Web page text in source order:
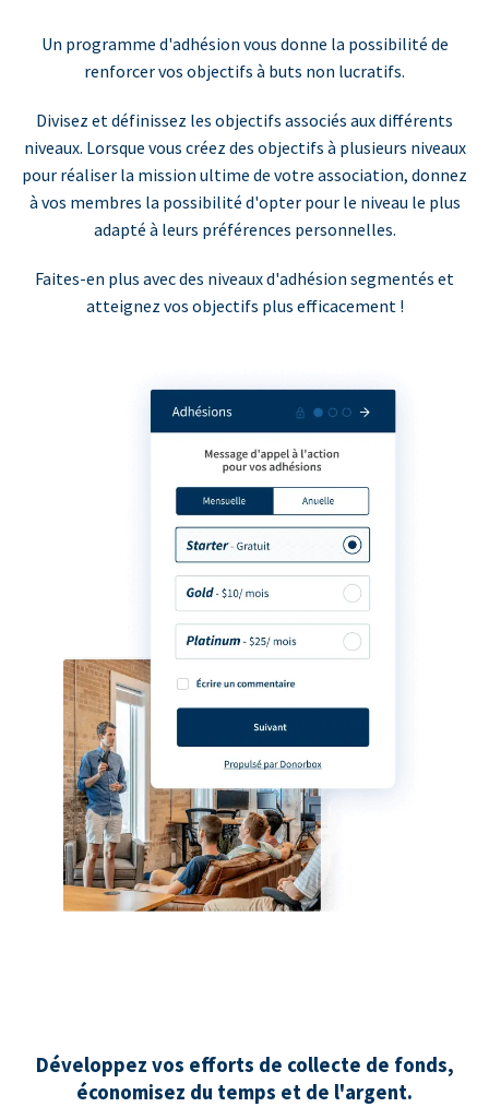
Un programme d'adhésion vous donne la possibilité de
renforcer vos objectifs à buts non lucratifs.
Divisez et définissez les objectifs associés aux différents
niveaux. Lorsque vous créez des objectifs à plusieurs niveaux
pour réaliser la mission ultime de votre association, donnez
à vos membres la possibilité d'opter pour le niveau le plus
adapté à leurs préférences personnelles.
Faites-en plus avec des niveaux d'adhésion segmentés et
atteignez vos objectifs plus efficacement !
Développez vos efforts de collecte de fonds,
économisez du temps et de l'argent.